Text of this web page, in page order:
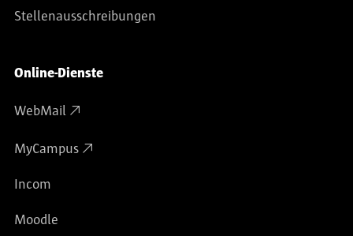
Stellenausschreibungen
Online-Dienste
WebMail
MyCampus
Incom
Moodle